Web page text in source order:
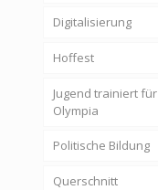
Digitalisierung
Hoffest
Jugend trainiert für
Olympia
Politische Bildung
Querschnitt